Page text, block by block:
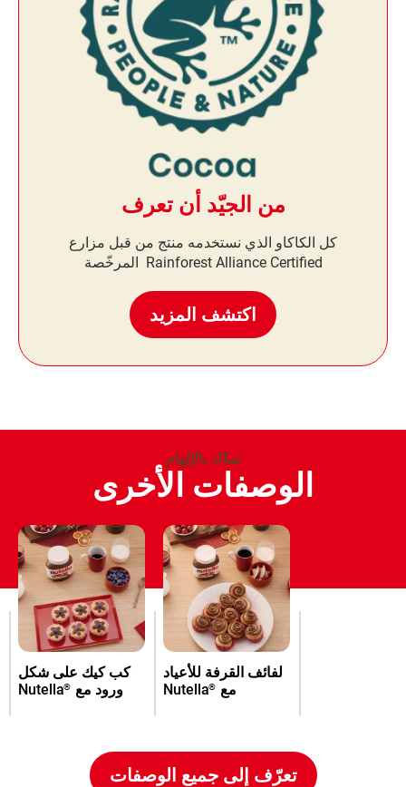
من الجيّد أن تعرف
كل الكاكاو الذي نستخدمه منتج من قبل مزارع
Rainforest Alliance Certified المرخّصة
اكتشف المزيد
نمدّك بالإلهام
الوصفات الأخرى
لفائف القرفة للأعياد
مع ®
Nutella
كب كيك على شكل
ورود مع ®
Nutella
تعرّف إلى جميع الوصفات